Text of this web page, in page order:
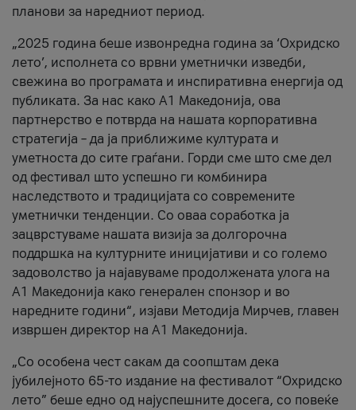
планови за наредниот период.
„2025 година беше извонредна година за ‘Охридско
лето’, исполнета со врвни уметнички изведби,
свежина во програмата и инспиративна енергија од
публиката. За нас како A1 Македонија, ова
партнерство е потврда на нашата корпоративна
стратегија – да ја приближиме културата и
уметноста до сите граѓани. Горди сме што сме дел
од фестивал што успешно ги комбинира
наследството и традицијата со современите
уметнички тенденции. Со оваа соработка ја
зацврстуваме нашата визија за долгорочна
поддршка на културните иницијативи и со големо
задоволство ја најавуваме продолжената улога на
A1 Македонија како генерален спонзор и во
наредните години“, изјави Методија Мирчев, главен
извршен директор на A1 Македонија.
„Со особена чест сакам да соопштам дека
јубилејното 65-то издание на фестивалот “Охридско
лето” беше едно од најуспешните досега, со повеќе